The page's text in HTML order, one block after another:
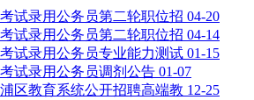
考试录用公务员第二轮职位招 04-20
考试录用公务员第二轮职位招 04-14
试录用公务员专业能力测试 01-15
考试录用公务员调剂公告 01-07
区教育系统公开招聘高端教 12-25